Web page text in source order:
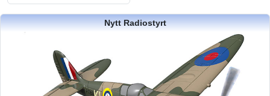
Nytt Radiostyrt